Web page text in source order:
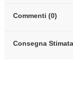
Commenti (0)
Consegna Stimata